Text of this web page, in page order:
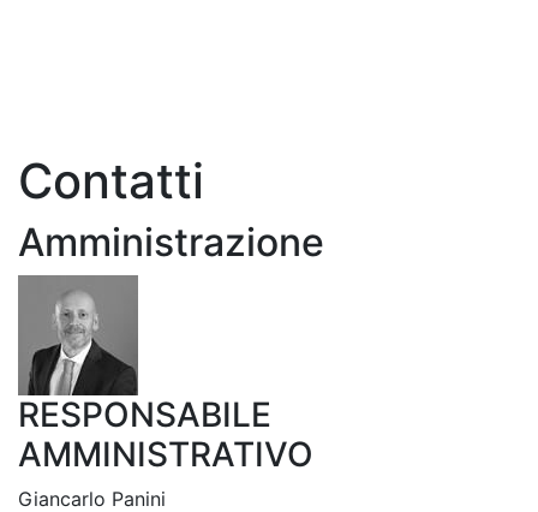
Contatti
Amministrazione
RESPONSABILE
AMMINISTRATIVO
Giancarlo Panini